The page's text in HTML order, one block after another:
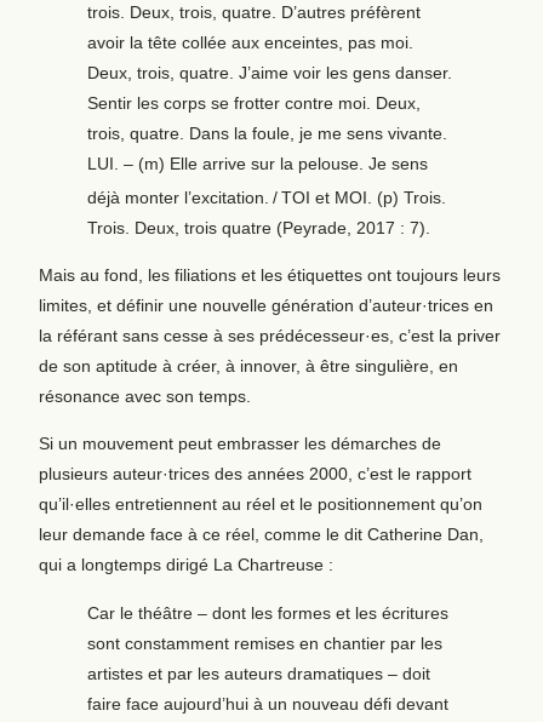
trois. Deux, trois, quatre. D’autres préfèrent
avoir la tête collée aux enceintes, pas moi.
Deux, trois, quatre. J’aime voir les gens danser.
Sentir les corps se frotter contre moi. Deux,
trois, quatre. Dans la foule, je me sens vivante.
LUI. – (m) Elle arrive sur la pelouse. Je sens
déjà monter l’excitation. /TOI et MOI. (p) Trois.
Trois. Deux, trois quatre (Peyrade, 2017 : 7).
Mais au fond, les filiations et les étiquettes ont toujours leurs
limites, et définir une nouvelle génération d’auteur·trices en
la référant sans cesse à ses prédécesseur·es, c’est la priver
de son aptitude à créer, à innover, à être singulière, en
résonance avec son temps.
Si un mouvement peut embrasser les démarches de
plusieurs auteur·trices des années 2000, c’est le rapport
qu’il·elles entretiennent au réel et le positionnement qu’on
leur demande face à ce réel, comme le dit Catherine Dan,
qui a longtemps dirigé La Chartreuse :
Car le théâtre – dont les formes et les écritures
sont constamment remises en chantier par les
artistes et par les auteurs dramatiques – doit
faire face aujourd’hui à un nouveau défi devant